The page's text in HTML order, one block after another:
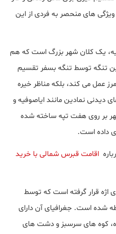
ویژگی های منحصر به فردی از این
یک کلان شهر بزرگ است که هم
تنگه توسط تنگه بسفر تقسیم
عمل می کند، بلکه مناظر خیره
دیدنی نمادین مانند ایاصوفیه و
بر روی هفت تپه ساخته شده
داده است.
اقامت قبرس شمالی با خرید
اژه قرار گرفته است که توسط
شده است. جغرافیای آن دارای
کوه های سرسبز و دشت های